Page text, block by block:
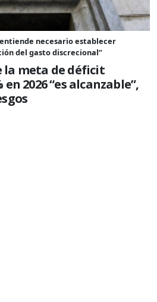
necesario establecer
del gasto discrecional”
la meta de déficit
2026 “es alcanzable”,